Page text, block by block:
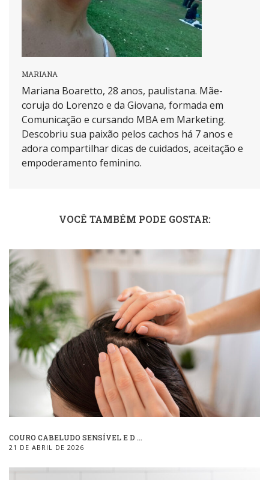
MARIANA
Mariana Boaretto, 28 anos, paulistana. Mãe-
coruja do Lorenzo e da Giovana, formada em
Comunicação e cursando MBA em Marketing.
Descobriu sua paixão pelos cachos há 7 anos e
adora compartilhar dicas de cuidados, aceitação e
empoderamento feminino.
VOCÊ TAMBÉM PODE GOSTAR:
COURO CABELUDO SENSÍVEL E D ...
21 DE ABRIL DE 2026